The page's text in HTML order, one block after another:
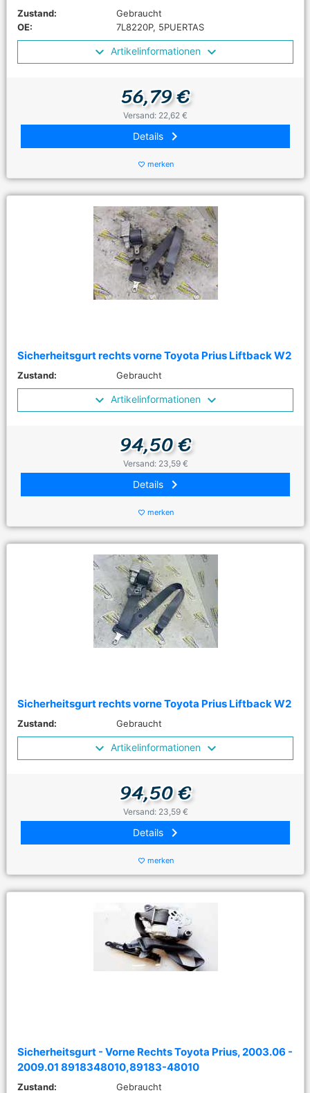
Zustand:
Gebraucht
OE:
7L8220P, 5PUERTAS
Artikelinformationen
56,79 €
Versand: 22,62 €
Details keyboard_arrow_right
favorite_border merken
Sicherheitsgurt rechts vorne Toyota Prius Liftback W2
Zustand: Gebraucht
Artikelinformationen
94,50 €
Versand: 23,59 €
Details keyboard_arrow_right
favorite_border merken
Sicherheitsgurt rechts vorne Toyota Prius Liftback W2
Zustand: Gebraucht
Artikelinformationen
94,50 €
Versand: 23,59 €
Details keyboard_arrow_right
favorite_border merken
Sicherheitsgurt - Vorne Rechts Toyota Prius, 2003.06 -
2009.01 8918348010,89183-48010
Zustand:
Gebraucht